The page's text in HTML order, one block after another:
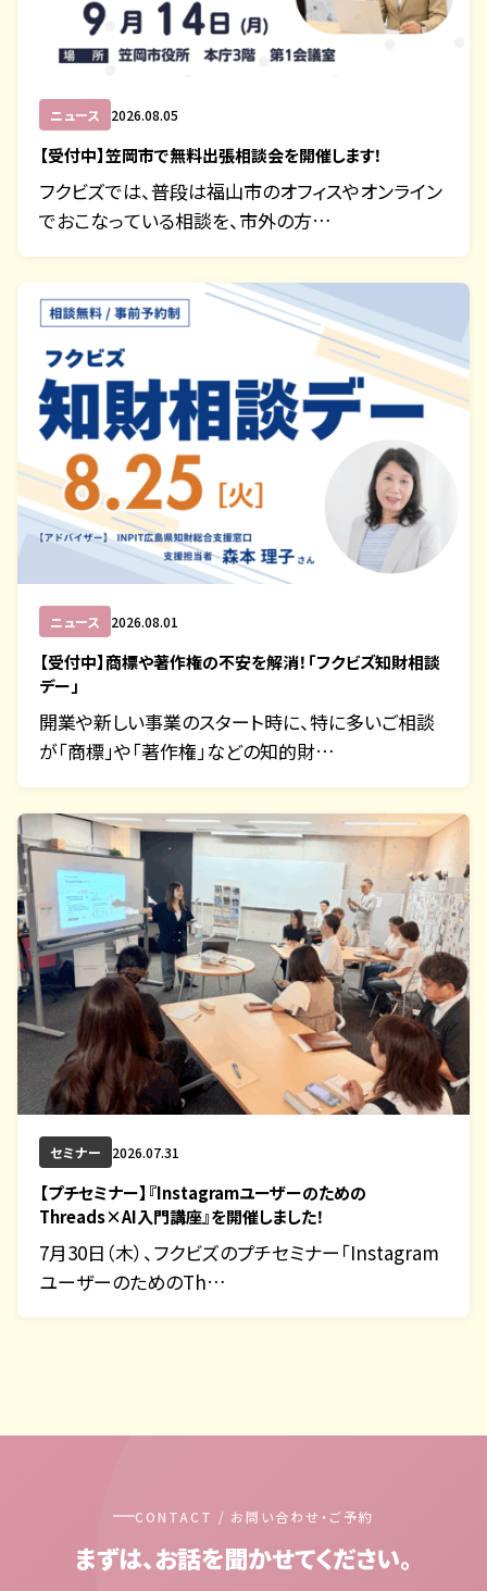
ニュース 2026.08.05
【受付中】笠岡市で無料出張相談会を開催します！
フクビズでは、普段は福山市のオフィスやオンライン
でおこなっている相談を、市外の方…
ニュース 2026.08.01
【受付中】商標や著作権の不安を解消！「フクビズ知財相談
デー」
開業や新しい事業のスタート時に、特に多いご相談
が「商標」や「著作権」などの知的財…
セミナー 2026.07.31
【プチセミナー】『Instagramユーザーのための
Threads×AI入門講座』を開催しました！
7月30日（木）、フクビズのプチセミナー「Instagram
ユーザーのためのTh…
CONTACT / お問い合わせ・ご予約
まずは、お話を聞かせてください。